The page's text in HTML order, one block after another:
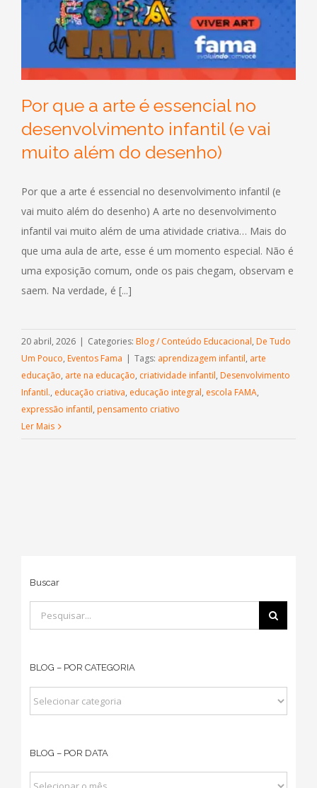
Por que a arte é essencial no
desenvolvimento infantil (e vai
muito além do desenho)
Por que a arte é essencial no desenvolvimento infantil (e
vai muito além do desenho) A arte no desenvolvimento
infantil vai muito além de uma atividade criativa… Mais do
que uma aula de arte, esse é um momento especial. Não é
uma exposição comum, onde os pais chegam, observam e
saem. Na verdade, é [...]
20 abril, 2026 | Categories: Blog / Conteúdo Educacional, De Tudo
Um Pouco, Eventos Fama | Tags: aprendizagem infantil, arte
educação, arte na educação, criatividade infantil, Desenvolvimento
Infantil., educação criativa, educação integral, escola FAMA,
expressão infantil, pensamento criativo
Ler Mais
Buscar
Buscar
resultados
BLOG – POR CATEGORIA
BLOG
–
CATEGORIA
BLOG – POR DATA
BLOG